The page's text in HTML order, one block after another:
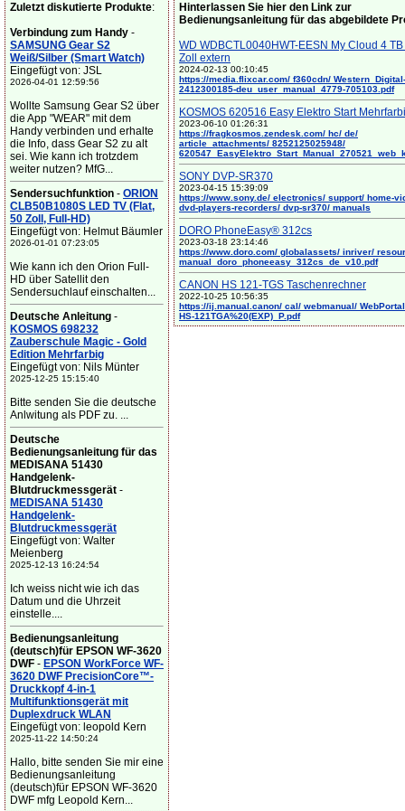
Zuletzt diskutierte Produkte:
Verbindung zum Handy -
SAMSUNG Gear S2
Weiß/Silber (Smart Watch)
Eingefügt von: JSL
2026-04-01 12:59:56
Wollte Samsung Gear S2 über
die App "WEAR" mit dem
Handy verbinden und erhalte
die Info, dass Gear S2 zu alt
sei. Wie kann ich trotzdem
weiter nutzen? MfG...
Sendersuchfunktion - ORION
CLB50B1080S LED TV (Flat,
50 Zoll, Full-HD)
Eingefügt von: Helmut Bäumler
2026-01-01 07:23:05
Wie kann ich den Orion Full-
HD über Satellit den
Sendersuchlauf einschalten...
Deutsche Anleitung -
KOSMOS 698232
Zauberschule Magic - Gold
Edition Mehrfarbig
Eingefügt von: Nils Münter
2025-12-25 15:15:40
Bitte senden Sie die deutsche
Anlwitung als PDF zu. ...
Deutsche
Bedienungsanleitung für das
MEDISANA 51430
Handgelenk-
Blutdruckmessgerät -
MEDISANA 51430
Handgelenk-
Blutdruckmessgerät
Eingefügt von: Walter
Meienberg
2025-12-13 16:24:54
Ich weiss nicht wie ich das
Datum und die Uhrzeit
einstelle....
Bedienungsanleitung
(deutsch)für EPSON WF-3620
DWF - EPSON WorkForce WF-
3620 DWF PrecisionCore™-
Druckkopf 4-in-1
Multifunktionsgerät mit
Duplexdruck WLAN
Eingefügt von: leopold Kern
2025-11-22 14:50:24
Hallo, bitte senden Sie mir eine
Bedienungsanleitung
(deutsch)für EPSON WF-3620
DWF mfg Leopold Kern...
Hinterlassen Sie hier den Link zur
Bedienungsanleitung für das abgebildete
WD WDBCTL0040HWT-EESN My Cloud 4
Zoll extern
2024-02-13 00:10:45
https://media.flixcar.com/ f360cdn/ Western_Digital-
2412300185-deu_user_manual_4779-705103.pdf
KOSMOS 620516 Easy Elektro Start
2023-06-10 01:26:31
https://fragkosmos.zendesk.com/ hc/ de/
article_attachments/ 8252125025948/
SONY DVP-SR370
2023-04-15 15:39:09
https://www.sony.de/ electronics/ support/ home-
dvd-players-recorders/ dvp-sr370/ manuals
DORO PhoneEasy® 312cs
2023-03-18 23:14:46
https://www.doro.com/ globalassets/ inriver/
manual_doro_phoneeasy_312cs_de_v10.pdf
CANON HS 121-TGS Taschenrechner
2022-10-25 10:56:35
https://ij.manual.canon/ cal/ webmanual/
HS-121TGA%20(EXP)_P.pdf